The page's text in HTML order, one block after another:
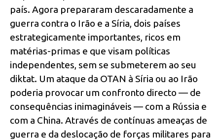
país. Agora prepararam descaradamente a
guerra contra o Irão e a Síria, dois países
estrategicamente importantes, ricos em
matérias-primas e que visam políticas
independentes, sem se submeterem ao seu
diktat. Um ataque da OTAN à Síria ou ao Irão
poderia provocar um confronto directo — de
consequências inimagináveis — com a Rússia e
com a China. Através de contínuas ameaças de
guerra e da deslocação de forças militares para